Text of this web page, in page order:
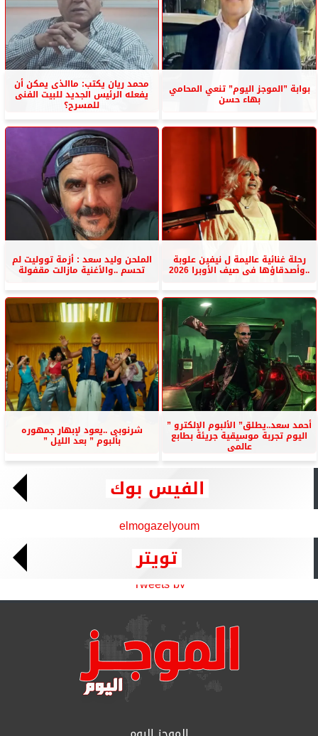
بوابة ”الموجز اليوم” تنعي المحامي
بهاء حسن
محمد ريان يكتب: ماالذى يمكن أن
يفعله الرئيس الجديد للبيت الفنى
للمسرح؟
رحلة غنائية عاليمة ل نيفين علوبة
..وأصدقاؤها فى صيف الأوبرا 2026
الملحن وليد سعد : أزمة تووليت لم
تحسم ..والأغنية مازالت مقفولة
أحمد سعد..يطلق” الألبوم الإلكترو ”
اليوم تجربة موسيقية جريئة بطابع
عالمى
شرنوبى ..يعود لإبهار جمهوره
بألبوم ” بعد الليل ”
الفيس بوك
elmogazelyoum
تويتر
Tweets by